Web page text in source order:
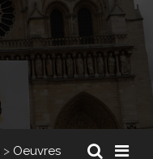
> Oeuvres